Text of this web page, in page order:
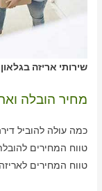
שירותי אריזה
מחיר הובלה
כמה עולה להוביל דירה חדר 1 בגלאון עם חברת
טווח המחירים להובלת דירה חדר 1
טווח המחירים לאריזה דירה חדר 1